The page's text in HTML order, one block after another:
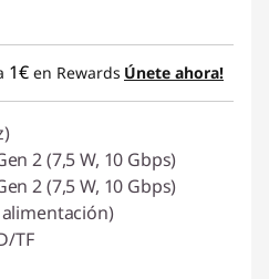
1€ en Rewards Únete ahora!
2 (7,5 W, 10 Gbps)
2 (7,5 W, 10 Gbps)
TF